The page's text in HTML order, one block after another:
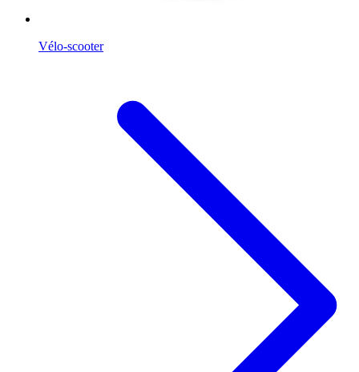
Vélo-scooter